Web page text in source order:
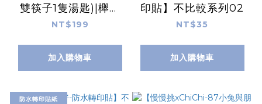
雙筷子1隻湯匙)|櫸木
及荷木材質、水性環保
NT$199
加入購物車
印貼】不比較系列02
NT$35
加入購物車
防水轉印貼紙